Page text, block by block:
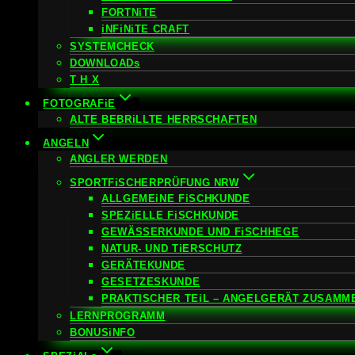
FORTNiTE
iNFiNiTE CRAFT
SYSTEMCHECK
DOWNLOADs
T H X
FOTOGRAFiE
ALTE BEBRiLLTE HERRSCHAFTEN
ANGELN
ANGLER WERDEN
SPORTFiSCHERPRÜFUNG NRW
ALLGEMEiNE FiSCHKUNDE
SPEZiELLE FiSCHKUNDE
GEWÄSSERKUNDE UND FiSCHHEGE
NATUR- UND TiERSCHUTZ
GERÄTEKUNDE
GESETZESKUNDE
PRAKTISCHER TEiL – ANGELGERÄT
LERNPROGRAMM
BONUSiNFO